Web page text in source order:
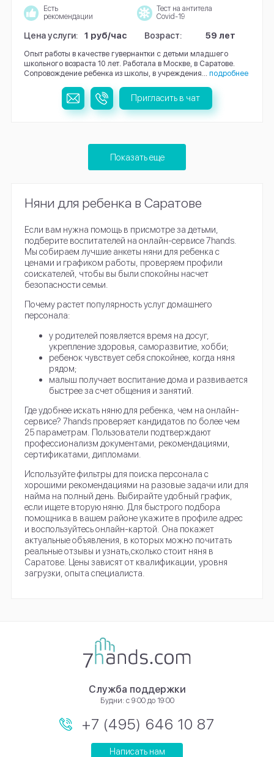
Есть
рекомендации
Тест на антитела
Covid-19
Цена услуги: 1 руб/час Возраст: 59 лет
Опыт работы в качестве гувернантки с детьми младшего
школьного возраста 10 лет. Работала в Москве, в Саратове.
Сопровождение ребенка из школы, в учреждения...
подробнее
Пригласить в чат
Показать еще
Няни для ребенка в Саратове
Если вам нужна помощь в присмотре за детьми,
подберите воспитателей на онлайн-сервисе 7hands.
Мы собираем лучшие анкеты няни для ребенка с
ценами и графиком работы, проверяем профили
соискателей, чтобы вы были спокойны насчет
безопасности семьи.
Почему растет популярность услуг домашнего
персонала:
у родителей появляется время на досуг,
укрепление здоровья, саморазвитие, хобби;
ребенок чувствует себя спокойнее, когда няня
рядом;
малыш получает воспитание дома и развивается
быстрее за счет общения и занятий.
Где удобнее искать няню для ребенка, чем на онлайн-
сервисе? 7hands проверяет кандидатов по более чем
25 параметрам. Пользователи подтверждают
профессионализм документами, рекомендациями,
сертификатами, дипломами.
Используйте фильтры для поиска персонала с
хорошими рекомендациями на разовые задачи или для
найма на полный день. Выбирайте удобный график,
если ищете вторую няню. Для быстрого подбора
помощника в вашем районе укажите в профиле адрес
и воспользуйтесь онлайн-картой. Она покажет
актуальные объявления, в которых можно почитать
реальные отзывы и узнать,сколько стоит няня в
Саратове. Цены зависят от квалификации, уровня
загрузки, опыта специалиста.
Служба поддержки
Будни: с 9:00 до 19:00
+7 (495) 646 10 87
Написать нам